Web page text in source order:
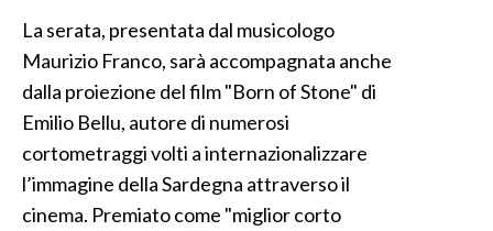
#CARAUNIONE
INSULARITÀ
INFO AZIENDE
ABBONATI
La serata, presentata dal musicologo
Maurizio Franco, sarà accompagnata anche
dalla proiezione del film "Born of Stone" di
Emilio Bellu, autore di numerosi
cortometraggi volti a internazionalizzare
l’immagine della Sardegna attraverso il
cinema. Premiato come "miglior corto